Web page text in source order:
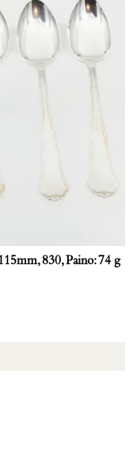
830, Paino: 74 g